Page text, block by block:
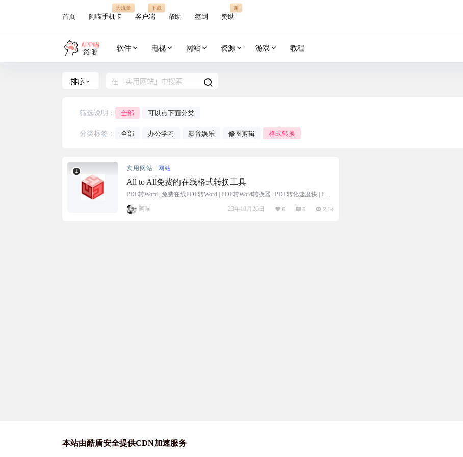
首页 阿喵手机卡
大流量
客户端
下载
帮助 签到 赞助
谢
软件 电视 网站 资源 游戏 教程
排序
筛选说明： 全部 可以点下面分类
分类标签： 全部 办公学习 影音娱乐 修图剪辑 格式转换
实用网站 网站
All to All免费的在线格式转换工具
PDF转Word | 免费在线PDF转Word | PDF转Word转换器 | PDF转化速度快 | PDF
转Word 免费PDF转化 免费在线格式转换工具 免费在线转换工具 免费视频在
线转换 免费音频在线转换 免费在线转换 免费的在线格式转换工具 All to All支
阿喵 23年10月26日 0 0 2.1k
本站由酷盾安全提供CDN加速服务